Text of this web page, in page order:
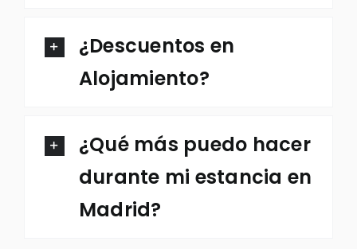
¿Descuentos en
Alojamiento?
¿Qué más puedo hacer
durante mi estancia en
Madrid?